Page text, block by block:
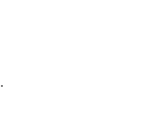
.